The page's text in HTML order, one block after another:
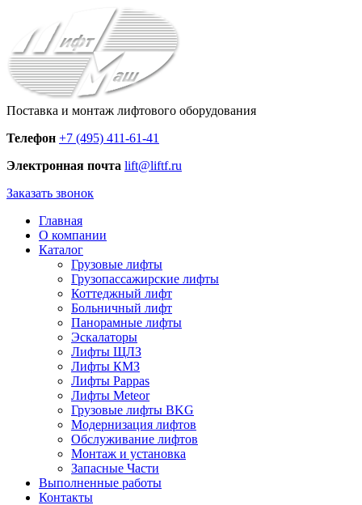
Поставка и монтаж лифтового оборудования
Телефон +7 (495) 411-61-41
Электронная почта lift@liftf.ru
Заказать звонок
Главная
О компании
Каталог
Грузовые лифты
Грузопассажирские лифты
Коттеджный лифт
Больничный лифт
Панорамные лифты
Эскалаторы
Лифты ЩЛЗ
Лифты КМЗ
Лифты Pappas
Лифты Meteor
Грузовые лифты BKG
Модернизация лифтов
Обслуживание лифтов
Монтаж и установка
Запасные Части
Выполненные работы
Контакты